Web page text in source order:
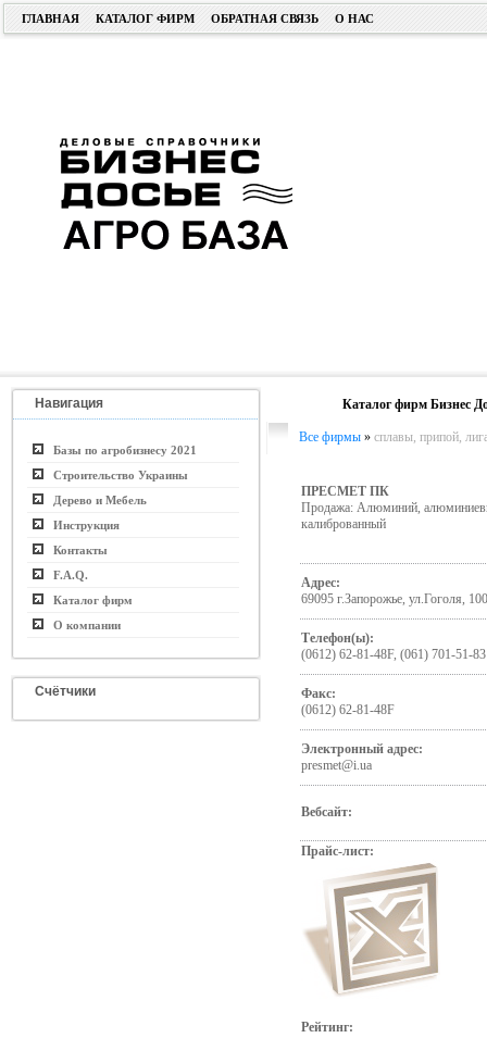
ГЛАВНАЯ КАТАЛОГ ФИРМ ОБРАТНАЯ СВЯЗЬ О НАС
Навигация
Базы по агробизнесу 2021
Строительство Украины
Дерево и Мебель
Инструкция
Контакты
F.A.Q.
Каталог фирм
О компании
Счётчики
Каталог фирм Бизнес
Все фирмы » сплавы, припой,
ПРЕСМЕТ ПК
Продажа: Алюминий,
калиброванный
Адрес:
69095 г.Запорожье, ул.Гоголя, 100
Телефон(ы):
(0612) 62-81-48F, (061) 701-51-83
Факс:
(0612) 62-81-48F
Электронный адрес:
presmet@i.ua
Вебсайт:
Прайс-лист:
Рейтинг: